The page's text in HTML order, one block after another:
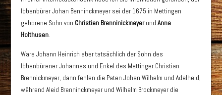
Ibbenbürer Johan Benninckmeyer sei der 1675 in Mettingen
geborene Sohn von Christian BrenninickmeyerundAnna
Holthusen.
Wäre Johann Heinrich aber tatsächlich der Sohn des
Ibbenbürener Johannes und Enkel des Mettinger Christian
Brennickmeyer, dann fehlen die Paten Johan Wilhelm und Adelheid,
während Aleid Brenninckmeyer und Wilhelm Brockmeyer die